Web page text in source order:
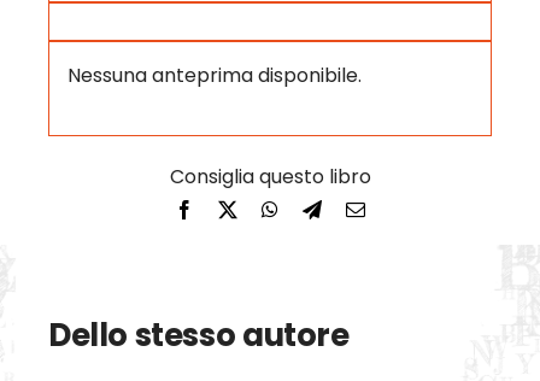
Nessuna anteprima disponibile.
Dello stesso autore